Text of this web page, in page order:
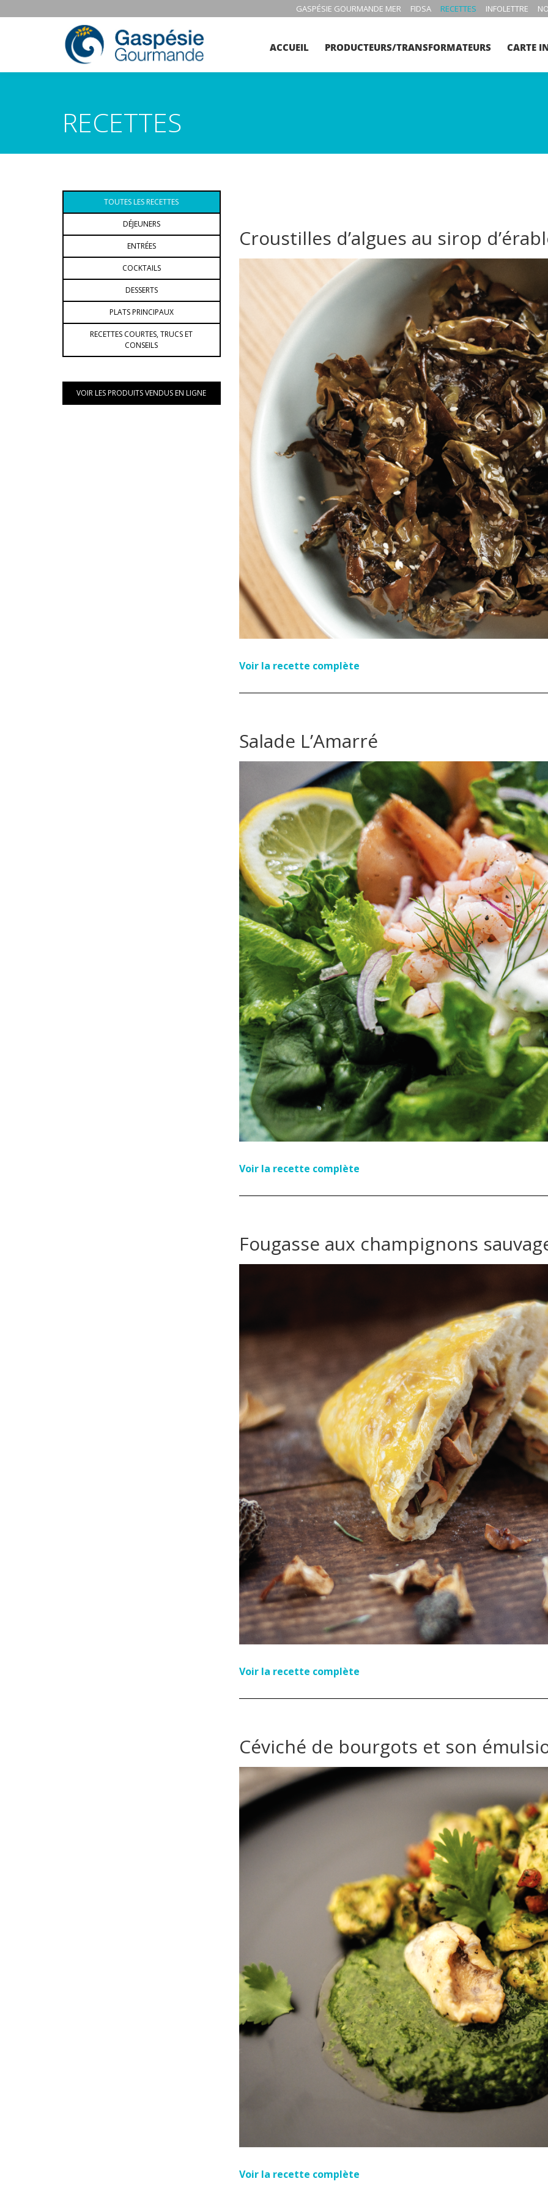
GASPÉSIE GOURMANDE MER FIDSA RECETTES INFOLETTRE
ACCUEIL PRODUCTEURS/TRANSFORMATEURS CARTE
RECETTES
TOUTES LES RECETTES
DÉJEUNERS
ENTRÉES
COCKTAILS
DESSERTS
PLATS PRINCIPAUX
RECETTES COURTES, TRUCS ET
CONSEILS
VOIR LES PRODUITS VENDUS EN LIGNE
Croustilles d’algues au sirop
Voir la recette complète
Salade L’Amarré
Voir la recette complète
Fougasse aux champignons
Voir la recette complète
Céviché de bourgots et son
Voir la recette complète